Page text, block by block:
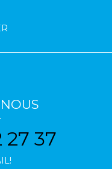
27 37